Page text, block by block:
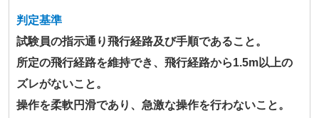
判定基準
試験員の指示通り飛行経路及び手順であること。
所定の飛行経路を維持でき、飛行経路から1.5m以上の
ズレがないこと。
操作を柔軟円滑であり、急激な操作を行わないこと。